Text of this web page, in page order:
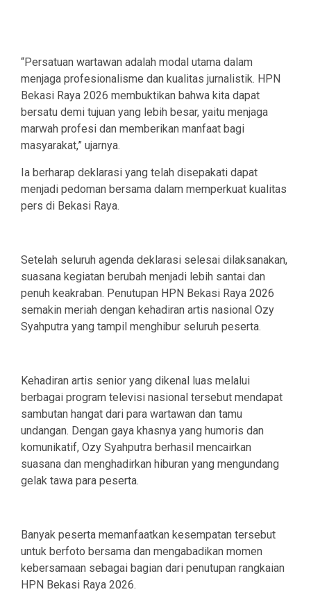
“Persatuan wartawan adalah modal utama dalam
menjaga profesionalisme dan kualitas jurnalistik. HPN
Bekasi Raya 2026 membuktikan bahwa kita dapat
bersatu demi tujuan yang lebih besar, yaitu menjaga
marwah profesi dan memberikan manfaat bagi
masyarakat,” ujarnya.
Ia berharap deklarasi yang telah disepakati dapat
menjadi pedoman bersama dalam memperkuat kualitas
pers di Bekasi Raya.
Setelah seluruh agenda deklarasi selesai dilaksanakan,
suasana kegiatan berubah menjadi lebih santai dan
penuh keakraban. Penutupan HPN Bekasi Raya 2026
semakin meriah dengan kehadiran artis nasional Ozy
Syahputra yang tampil menghibur seluruh peserta.
Kehadiran artis senior yang dikenal luas melalui
berbagai program televisi nasional tersebut mendapat
sambutan hangat dari para wartawan dan tamu
undangan. Dengan gaya khasnya yang humoris dan
komunikatif, Ozy Syahputra berhasil mencairkan
suasana dan menghadirkan hiburan yang mengundang
gelak tawa para peserta.
Banyak peserta memanfaatkan kesempatan tersebut
untuk berfoto bersama dan mengabadikan momen
kebersamaan sebagai bagian dari penutupan rangkaian
HPN Bekasi Raya 2026.